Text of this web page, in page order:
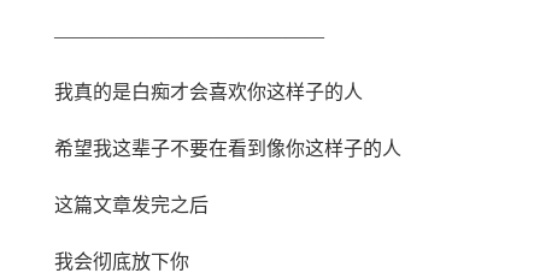
——————————————
我真的是白痴才会喜欢你这样子的人
希望我这辈子不要在看到像你这样子的人
这篇文章发完之后
我会彻底放下你